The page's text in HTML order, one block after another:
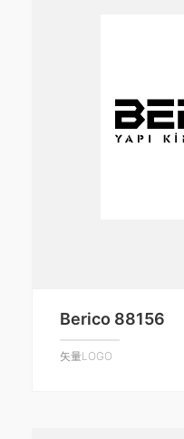
Berico 88156
矢量LOGO